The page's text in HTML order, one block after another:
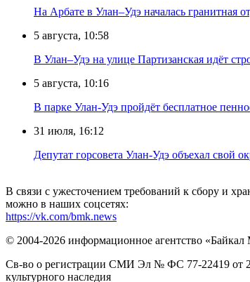
На Арбате в Улан–Удэ началась гранитная
5 августа, 10:58
В Улан–Удэ на улице Партизанская идёт
5 августа, 10:16
В парке Улан-Удэ пройдёт бесплатное
31 июля, 16:12
Депутат горсовета Улан-Удэ объехал свой
В связи с ужесточением требований к сбору и
можно в наших соцсетях:
https://vk.com/bmk.news
© 2004-2026 информационное агентство «Байкал
Св-во о регистрации СМИ Эл № ФС 77-22419 от
культурного наследия